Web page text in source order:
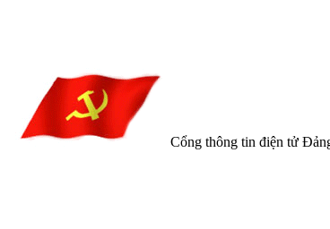
Cổng thông tin điện tử